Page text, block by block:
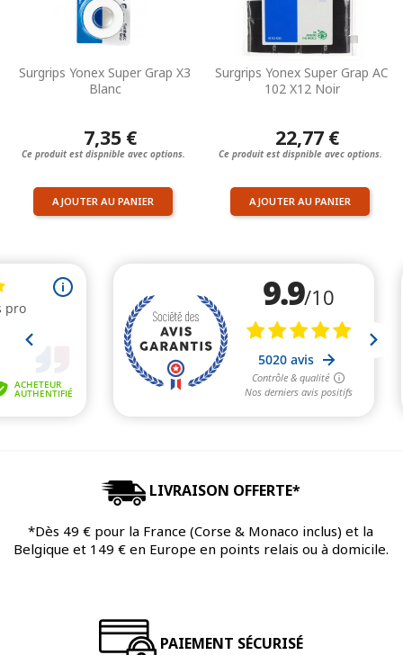
Surgrips Yonex Super Grap X3
Blanc
7,35 €
Ce produit est dispnible avec options.
AJOUTER AU PANIER
Surgrips Yonex Super Grap AC
102 X12 Noir
22,77 €
Ce produit est dispnible avec options.
AJOUTER AU PANIER
LIVRAISON OFFERTE*
*Dès 49 € pour la France (Corse & Monaco inclus) et la
Belgique et 149 € en Europe en points relais ou à domicile.
PAIEMENT SÉCURISÉ